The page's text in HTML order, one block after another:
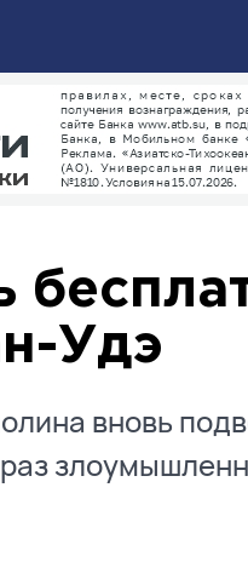
Удэ
вновь